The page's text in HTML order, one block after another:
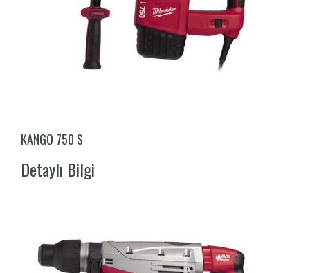
KANGO 750 S
Detaylı Bilgi